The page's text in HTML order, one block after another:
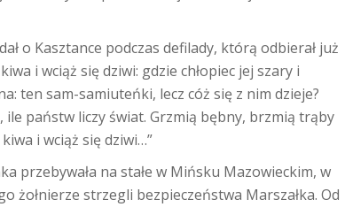
o Kasztance podczas defilady, którą odbierał już
i wciąż się dziwi: gdzie chłopiec jej szary i
ten sam-samiuteńki, lecz cóż się z nim dzieje?
państw liczy świat. Grzmią bębny, brzmią trąby
i wciąż się dziwi…”
przebywała na stałe w Mińsku Mazowieckim, w
żołnierze strzegli bezpieczeństwa Marszałka. Od